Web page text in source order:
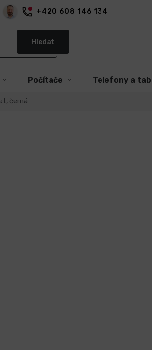
+420 608 146 134
Hledat
Počítače Telefony a
černá